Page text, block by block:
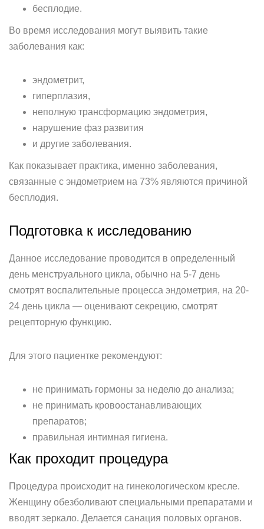
бесплодие.
Во время исследования могут выявить такие
заболевания как:
эндометрит,
гиперплазия,
неполную трансформацию эндометрия,
нарушение фаз развития
и другие заболевания.
Как показывает практика, именно заболевания,
связанные с эндометрием на 73% являются причиной
бесплодия.
Подготовка к исследованию
Данное исследование проводится в определенный
день менструального цикла, обычно на 5-7 день
смотрят воспалительные процесса эндометрия, на 20-
24 день цикла — оценивают секрецию, смотрят
рецепторную функцию.
Для этого пациентке рекомендуют:
не принимать гормоны за неделю до анализа;
не принимать кровоостанавливающих
препаратов;
правильная интимная гигиена.
Как проходит процедура
Процедура происходит на гинекологическом кресле.
Женщину обезболивают специальными препаратами и
вводят зеркало. Делается санация половых органов.